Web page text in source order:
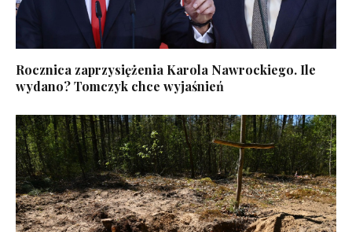
Rocznica zaprzysiężenia Karola Nawrockiego. Ile
wydano? Tomczyk chce wyjaśnień